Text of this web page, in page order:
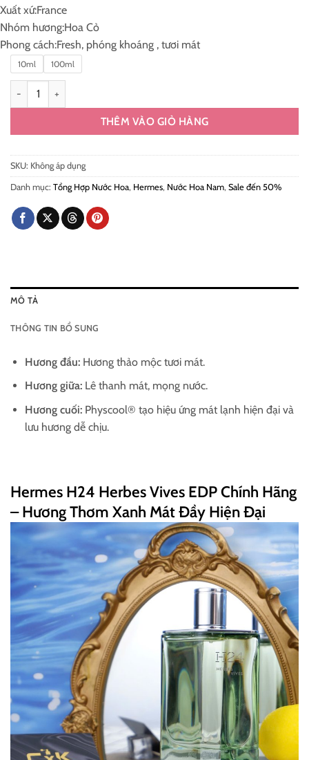
Xuất xứ:France
Nhóm hương:Hoa Cỏ
Phong cách:Fresh, phóng khoáng , tươi mát
10ml 100ml
Hermes H24 Herbes Vives EDP Chính Hãng số lượng
THÊM VÀO GIỎ HÀNG
SKU: Không áp dụng
Danh mục: Tổng Hợp Nước Hoa, Hermes, Nước Hoa Nam, Sale đến 50%
MÔ TẢ
THÔNG TIN BỔ SUNG
Hương đầu:Hương thảo mộc tươi mát.
Hương giữa:Lê thanh mát, mọng nước.
Hương cuối:Physcool® tạo hiệu ứng mát lạnh hiện đại và
lưu hương dễ chịu.
Hermes H24 Herbes Vives EDP Chính Hãng
– Hương Thơm Xanh Mát Đầy Hiện Đại